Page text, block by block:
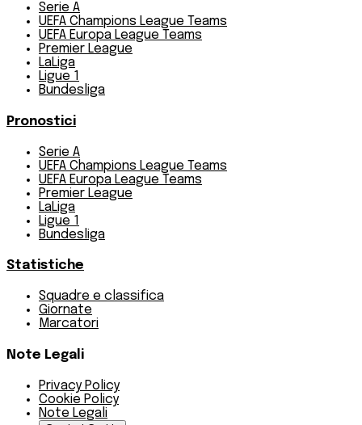
Serie A
UEFA Champions League Teams
UEFA Europa League Teams
Premier League
LaLiga
Ligue 1
Bundesliga
Pronostici
Serie A
UEFA Champions League Teams
UEFA Europa League Teams
Premier League
LaLiga
Ligue 1
Bundesliga
Statistiche
Squadre e classifica
Giornate
Marcatori
Note Legali
Privacy Policy
Cookie Policy
Note Legali